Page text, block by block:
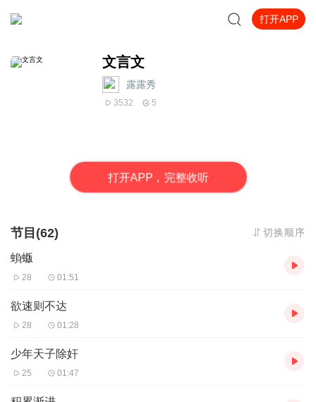
打开APP
文言文
露露秀
3532 5
打开APP，完整收听
节目(62) 切换顺序
蝜蝂
28 01:51
欲速则不达
28 01:28
少年天子除奸
25 01:47